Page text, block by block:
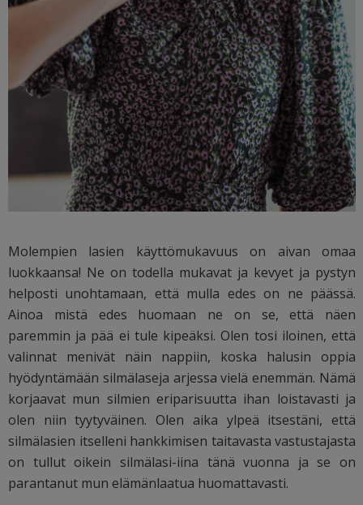
Molempien lasien käyttömukavuus on aivan omaa
luokkaansa! Ne on todella mukavat ja kevyet ja pystyn
helposti unohtamaan, että mulla edes on ne päässä.
Ainoa mistä edes huomaan ne on se, että näen
paremmin ja pää ei tule kipeäksi. Olen tosi iloinen, että
valinnat menivät näin nappiin, koska halusin oppia
hyödyntämään silmälaseja arjessa vielä enemmän. Nämä
korjaavat mun silmien eriparisuutta ihan loistavasti ja
olen niin tyytyväinen. Olen aika ylpeä itsestäni, että
silmälasien itselleni hankkimisen taitavasta vastustajasta
on tullut oikein silmälasi-iina tänä vuonna ja se on
parantanut mun elämänlaatua huomattavasti.